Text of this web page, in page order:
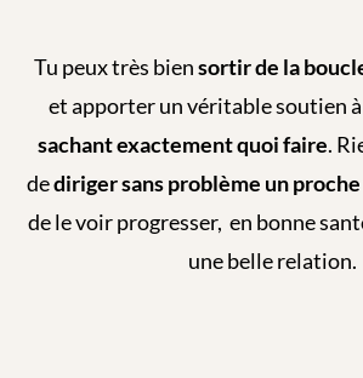
Tu peux très biensortir de la
et apporter un véritable soutien
sachant exactement quoi faire.
dediriger sans problème un
de le voir progresser, en bonne
une belle relation.